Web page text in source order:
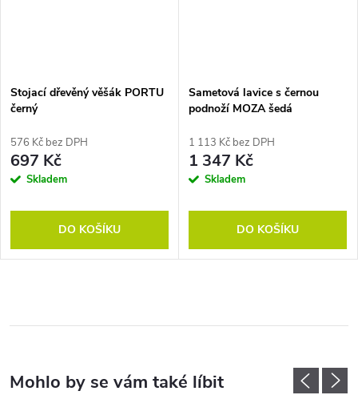
Stojací dřevěný věšák PORTU
černý
576 Kč bez DPH
697 Kč
Skladem
DO KOŠÍKU
Sametová lavice s černou
podnoží MOZA šedá
1 113 Kč bez DPH
1 347 Kč
Skladem
DO KOŠÍKU